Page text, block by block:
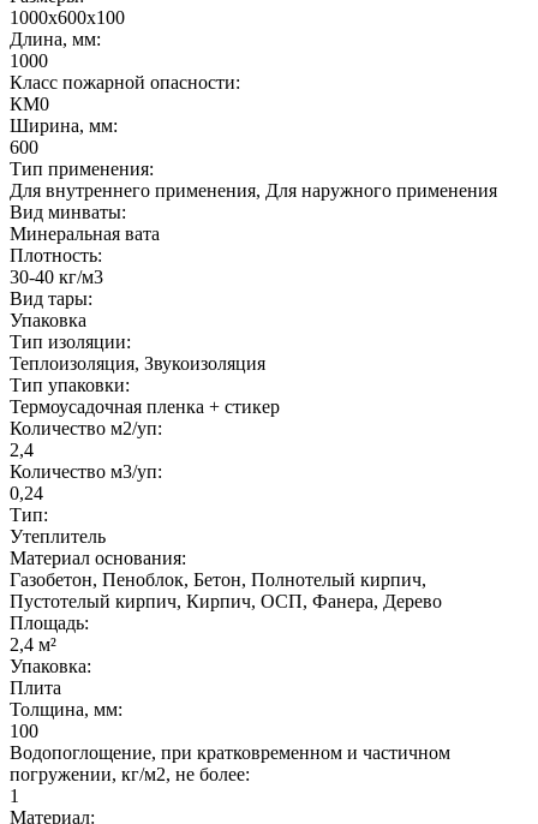
1000х600х100
Длина, мм:
1000
Класс пожарной опасности:
КМ0
Ширина, мм:
600
Тип применения:
Для внутреннего применения, Для наружного применения
Вид минваты:
Минеральная вата
Плотность:
30-40 кг/м3
Вид тары:
Упаковка
Тип изоляции:
Теплоизоляция, Звукоизоляция
Тип упаковки:
Термоусадочная пленка + стикер
Количество м2/уп:
2,4
Количество м3/уп:
0,24
Тип:
Утеплитель
Материал основания:
Газобетон, Пеноблок, Бетон, Полнотелый кирпич,
Пустотелый кирпич, Кирпич, ОСП, Фанера, Дерево
Площадь:
2,4 м²
Упаковка:
Плита
Толщина, мм:
100
Водопоглощение, при кратковременном и частичном
погружении, кг/м2, не более:
1
Материал: